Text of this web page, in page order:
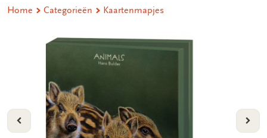
Home Categorieën Kaartenmapjes
VORIGE